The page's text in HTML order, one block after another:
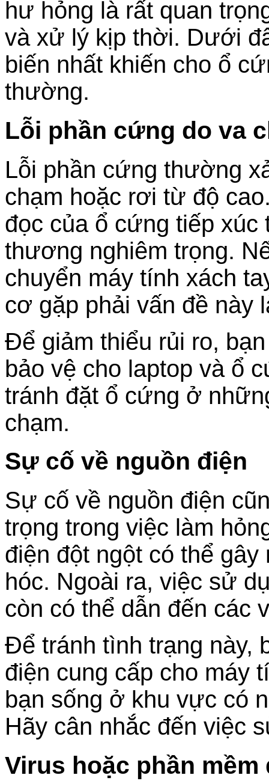
hư hỏng là rất quan
và xử lý kịp thời. Dưới
biến nhất khiến cho ổ
thường.
Lỗi phần cứng do va
Lỗi phần cứng thường
chạm hoặc rơi từ độ
đọc của ổ cứng tiếp
thương nghiêm trọng.
chuyển máy tính xách
cơ gặp phải vấn đề này
Để giảm thiểu rủi ro,
bảo vệ cho laptop và ổ
tránh đặt ổ cứng ở
chạm.
Sự cố về nguồn điện
Sự cố về nguồn điện
trọng trong việc làm
điện đột ngột có thể
hóc. Ngoài ra, việc sử
còn có thể dẫn đến các
Để tránh tình trạng này,
điện cung cấp cho máy
bạn sống ở khu vực có
Hãy cân nhắc đến việc
Virus hoặc phần mềm